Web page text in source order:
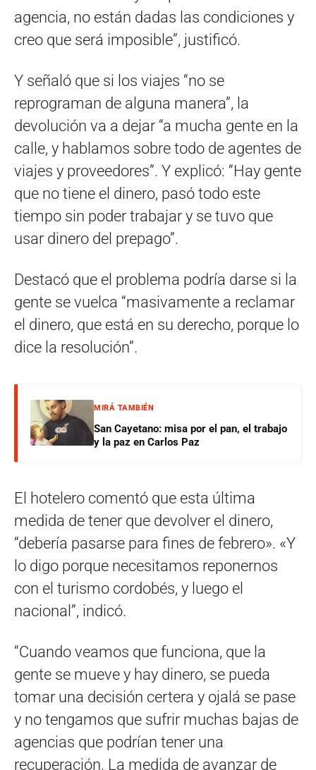
agencia, no están dadas las condiciones y
creo que será imposible”, justificó.
Y señaló que si los viajes “no se
reprograman de alguna manera”, la
devolución va a dejar “a mucha gente en la
calle, y hablamos sobre todo de agentes de
viajes y proveedores”. Y explicó: “Hay gente
que no tiene el dinero, pasó todo este
tiempo sin poder trabajar y se tuvo que
usar dinero del prepago”.
Destacó que el problema podría darse si la
gente se vuelca “masivamente a reclamar
el dinero, que está en su derecho, porque lo
dice la resolución”.
MIRÁ TAMBIÉN
San Cayetano: misa por el pan, el trabajo
y la paz en Carlos Paz
El hotelero comentó que esta última
medida de tener que devolver el dinero,
“debería pasarse para fines de febrero». «Y
lo digo porque necesitamos reponernos
con el turismo cordobés, y luego el
nacional”, indicó.
“Cuando veamos que funciona, que la
gente se mueve y hay dinero, se pueda
tomar una decisión certera y ojalá se pase
y no tengamos que sufrir muchas bajas de
agencias que podrían tener una
recuperación. La medida de avanzar de